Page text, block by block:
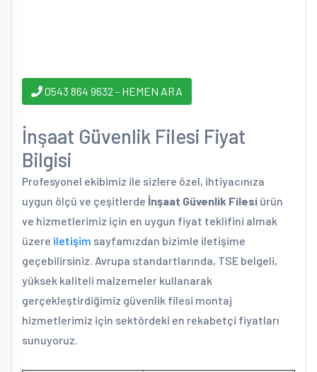
0543 864 9632 - HEMEN ARA
İnşaat Güvenlik Filesi Fiyat
Bilgisi
Profesyonel ekibimiz ile sizlere özel, ihtiyacınıza
uygun ölçü ve çeşitlerde İnşaat Güvenlik Filesi ürün
ve hizmetlerimiz için en uygun fiyat teklifini almak
üzere iletişim sayfamızdan bizimle iletişime
geçebilirsiniz. Avrupa standartlarında, TSE belgeli,
yüksek kaliteli malzemeler kullanarak
gerçekleştirdiğimiz güvenlik filesi montaj
hizmetlerimiz için sektördeki en rekabetçi fiyatları
sunuyoruz.